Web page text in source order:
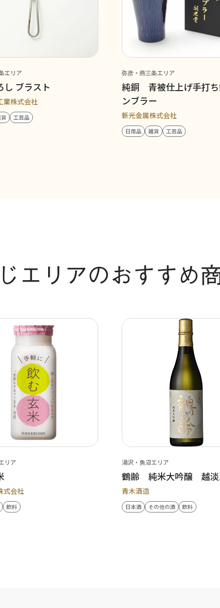
エリア
し ブラスト
業株式会社
工芸品
弥彦・燕三条エリア
純銅 青被仕上げ手打
ンブラー
新光金属株式会社
日用品 雑貨 工芸品
エリアのおすすめ
リア
式会社
飲料
湯沢・魚沼エリア
鶴齢 純米大吟醸 越
青木酒造
日本酒 その他の酒 飲料